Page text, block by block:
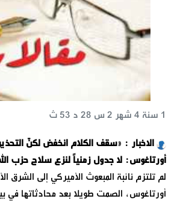
الاخبار : «سقف الكلام انخفض لكنّ
أورتاغوس: لا جدول زمنياً لنزع سلاح حزب
1 سنة 4 شهر 2 س 28 د 53 ث
لم تلتزم نائبة المبعوث الأميركي إلى الشرق
أورتاغوس، الصمت طويلا بعد محادثاتها